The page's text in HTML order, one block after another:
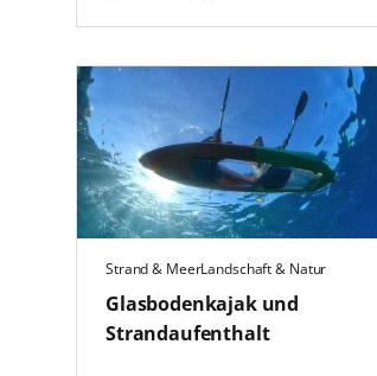
Strand & MeerLandschaft & Natur
Glasbodenkajak und
Strandaufenthalt